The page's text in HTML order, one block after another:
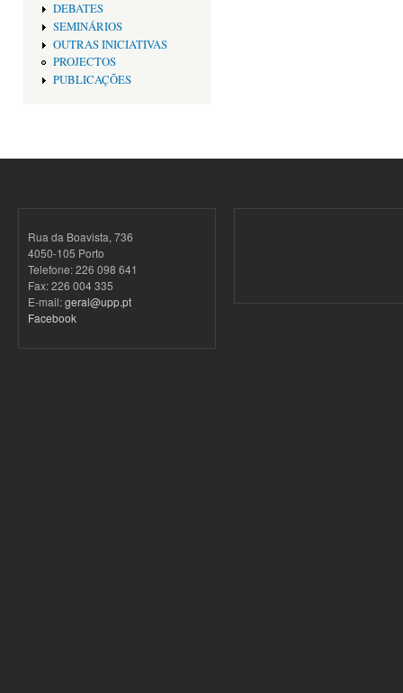
DEBATES
SEMINÁRIOS
OUTRAS INICIATIVAS
PROJECTOS
PUBLICAÇÕES
Rua da Boavista, 736
4050-105 Porto
Telefone: 226 098 641
Fax: 226 004 335
E-mail:geral@upp.pt
Facebook